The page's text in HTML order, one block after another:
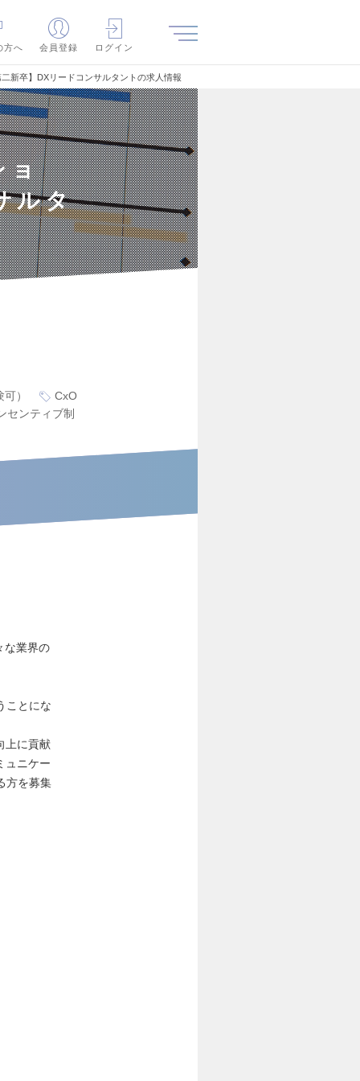
方へ 会員登録 ログイン
新卒】DXリードコンサルタントの求人情報
ョ
ルタ
）
CxO
センティブ制
な業界の
ことにな
上に貢献
ュニケー
方を募集